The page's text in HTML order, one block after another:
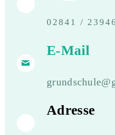
02841 / 23946
E-Mail
Adresse